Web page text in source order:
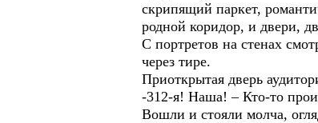
скрипящий паркет,
родной коридор, и двери,
С портретов на стенах
через тире.
Приоткрытая дверь
-312-я! Наша! – Кто-то
Вошли и стояли молча,